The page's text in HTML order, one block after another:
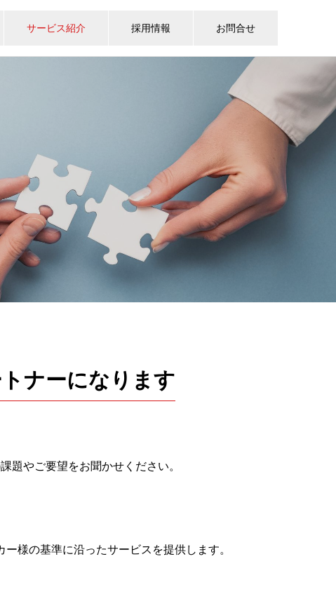
サービス紹介 採用情報 お問合せ
ナーになります
やご要望をお聞かせください。
様の基準に沿ったサービスを提供します。